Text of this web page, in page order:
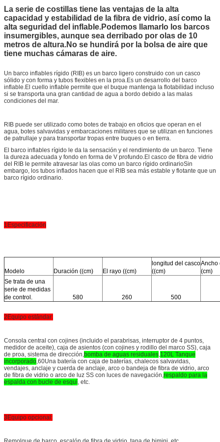
La serie de costillas tiene las ventajas de la alta
capacidad y estabilidad de la fibra de vidrio, así como la
alta seguridad del inflable.Podemos llamarlo los barcos
insumergibles, aunque sea derribado por olas de 10
metros de altura.No se hundirá por la bolsa de aire que
tiene muchas cámaras de aire.
Un barco inflables rígido (RIB) es un barco ligero construido con un casco
sólido y con forma y tubos flexibles en la proa.Es un desarrollo del barco
inflable.El cuello inflable permite que el buque mantenga la flotabilidad incluso
si se transporta una gran cantidad de agua a bordo debido a las malas
condiciones del mar.
RIB puede ser utilizado como botes de trabajo en oficios que operan en el
agua, botes salvavidas y embarcaciones militares que se utilizan en funciones
de patrullaje y para transportar tropas entre buques o en tierra.
El barco inflables rígido le da la sensación y el rendimiento de un barco. Tiene
la dureza adecuada y fondo en forma de V profundo.El casco de fibra de vidrio
del RIB le permite atravesar las olas como un barco rígido ordinarioSin
embargo, los tubos inflados hacen que el RIB sea más estable y flotante que un
barco rígido ordinario.
1Especificación
Modelo Duración ((cm) El rayo ((cm)
longitud del casco
((cm)
Ancho
(cm)
Se trata de una
serie de medidas
de control.
580 260 500
2Equipo estándar:
Consola central con cojines (incluido el parabrisas, interruptor de 4 puntos,
medidor de aceite), caja de asientos (con cojines y rodillo del marco SS), caja
de proa, sistema de dirección,bomba de aguas residuales,120L Tanque
incorporado,60Una batería con caja de baterías, chalecos salvavidas,
vendajes, anclaje y cuerda de anclaje, arco o bandeja de fibra de vidrio, arco
de fibra de vidrio o arco de luz SS con luces de navegación,respaldo para la
espalda con bucle de esquí, etc.
3Equipo opcional: